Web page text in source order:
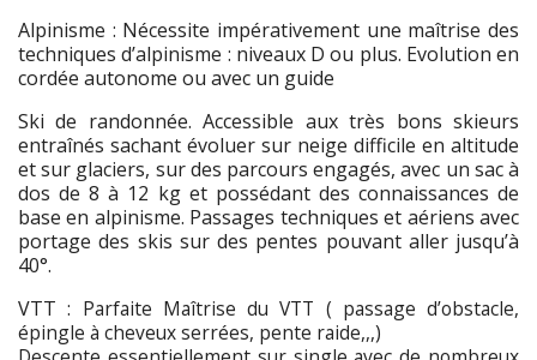
Alpinisme : Nécessite impérativement une maîtrise des
techniques d’alpinisme : niveaux D ou plus. Evolution en
cordée autonome ou avec un guide
Ski de randonnée. Accessible aux très bons skieurs
entraînés sachant évoluer sur neige difficile en altitude
et sur glaciers, sur des parcours engagés, avec un sac à
dos de 8 à 12 kg et possédant des connaissances de
base en alpinisme. Passages techniques et aériens avec
portage des skis sur des pentes pouvant aller jusqu’à
40°.
VTT : Parfaite Maîtrise du VTT ( passage d’obstacle,
épingle à cheveux serrées, pente raide,,,)